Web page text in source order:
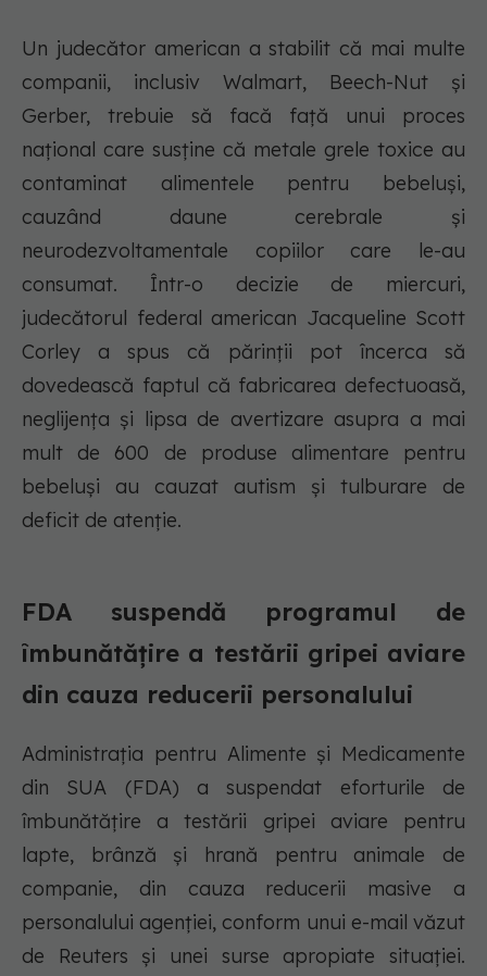
Un judecător american a stabilit că mai multe
companii, inclusiv Walmart, Beech-Nut și
Gerber, trebuie să facă față unui proces
național care susține că metale grele toxice au
contaminat alimentele pentru bebeluși,
cauzând daune cerebrale și
neurodezvoltamentale copiilor care le-au
consumat. Într-o decizie de miercuri,
judecătorul federal american Jacqueline Scott
Corley a spus că părinții pot încerca să
dovedească faptul că fabricarea defectuoasă,
neglijența și lipsa de avertizare asupra a mai
mult de 600 de produse alimentare pentru
bebeluși au cauzat autism și tulburare de
deficit de atenție.
FDA suspendă programul de
îmbunătățire a testării gripei aviare
din cauza reducerii personalului
Administrația pentru Alimente și Medicamente
din SUA (FDA) a suspendat eforturile de
îmbunătățire a testării gripei aviare pentru
lapte, brânză și hrană pentru animale de
companie, din cauza reducerii masive a
personalului agenției, conform unui e-mail văzut
de Reuters și unei surse apropiate situației.